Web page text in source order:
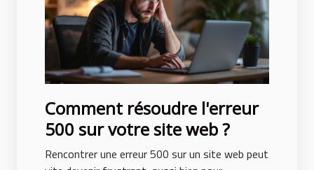
Comment résoudre l'erreur
500 sur votre site web ?
Rencontrer une erreur 500 sur un site web peut